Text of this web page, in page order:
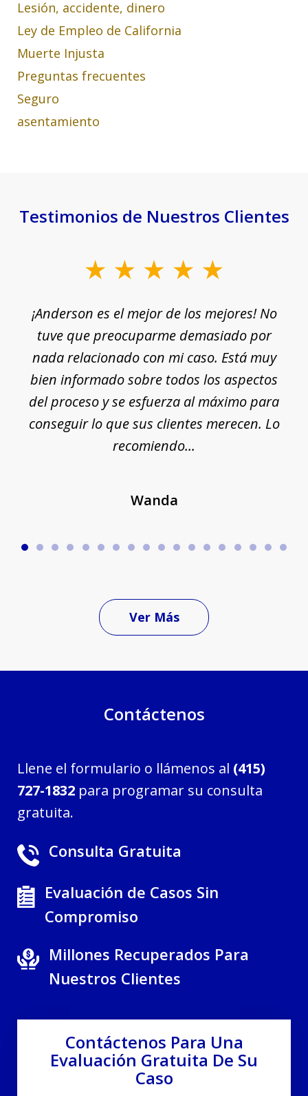
Lesión, accidente, dinero
Ley de Empleo de California
Muerte Injusta
Preguntas frecuentes
Seguro
asentamiento
Testimonios de Nuestros Clientes
¡Anderson es el mejor de los mejores! No
tuve que preocuparme demasiado por
nada relacionado con mi caso. Está muy
bien informado sobre todos los aspectos
del proceso y se esfuerza al máximo para
conseguir lo que sus clientes merecen. Lo
recomiendo...
Wanda
Ver Más
Contáctenos
Llene el formulario o llámenos al (415)
727-1832 para programar su consulta
gratuita.
Consulta Gratuita
Evaluación de Casos Sin
Compromiso
Millones Recuperados Para
Nuestros Clientes
Contáctenos Para Una
Evaluación Gratuita De Su
Caso